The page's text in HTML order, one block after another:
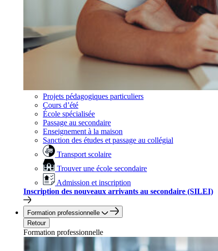
Projets pédagogiques particuliers
Cours d’été
École spécialisée
Passage au secondaire
Enseignement à la maison
Sanction des études et passage au collégial
Transport scolaire
Trouver une école secondaire
Admission et inscription
Inscription des nouveaux arrivants au secondaire (SILEI)
Formation professionnelle
Retour
Formation professionnelle